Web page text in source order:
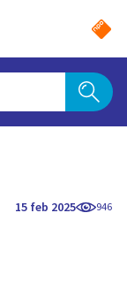
15 feb 2025 946